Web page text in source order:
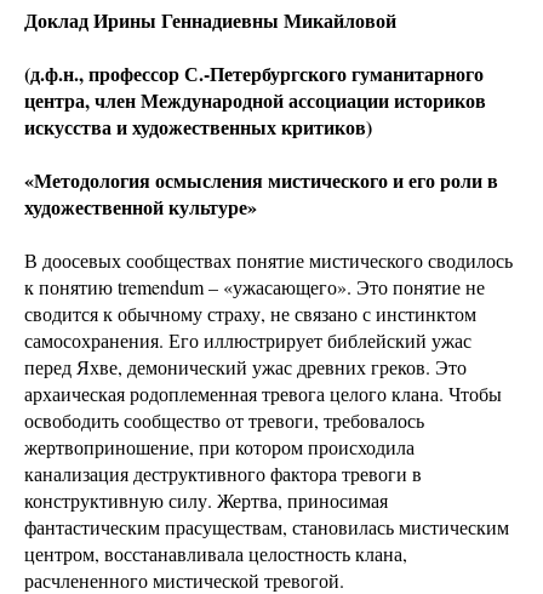
Доклад Ирины Геннадиевны Микайловой
(д.ф.н., профессор С.-Петербургского гуманитарного
центра, член Международной ассоциации историков
искусства и художественных критиков)
«Методология осмысления мистического и его роли в
художественной культуре»
В доосевых сообществах понятие мистического сводилось
к понятию tremendum – «ужасающего». Это понятие не
сводится к обычному страху, не связано с инстинктом
самосохранения. Его иллюстрирует библейский ужас
перед Яхве, демонический ужас древних греков. Это
архаическая родоплеменная тревога целого клана. Чтобы
освободить сообщество от тревоги, требовалось
жертвоприношение, при котором происходила
канализация деструктивного фактора тревоги в
конструктивную силу. Жертва, приносимая
фантастическим прасуществам, становилась мистическим
центром, восстанавливала целостность клана,
расчлененного мистической тревогой.